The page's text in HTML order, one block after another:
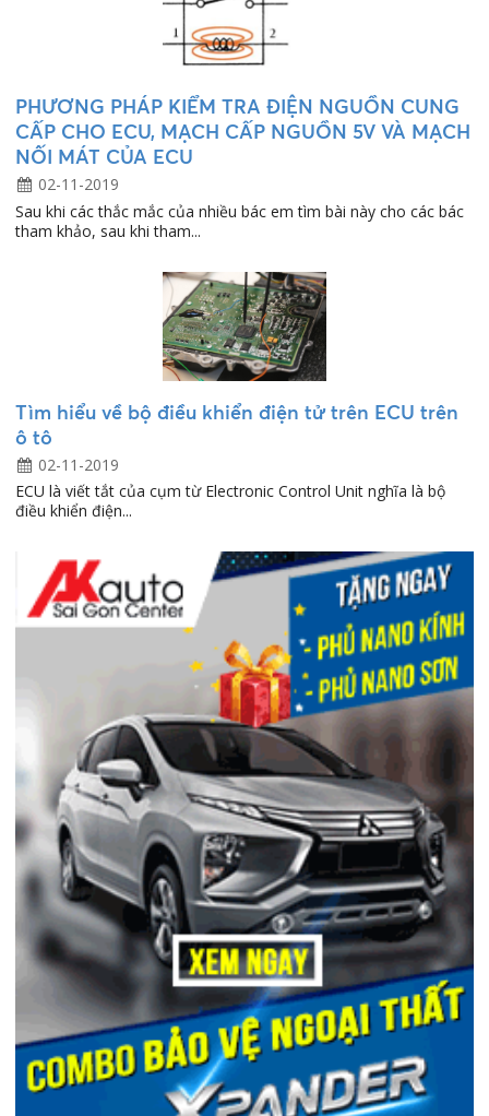
PHƯƠNG PHÁP KIỂM TRA ĐIỆN NGUỒN CUNG
CẤP CHO ECU, MẠCH CẤP NGUỒN 5V VÀ MẠCH
NỐI MÁT CỦA ECU
02-11-2019
Sau khi các thắc mắc của nhiều bác em tìm bài này cho các bác
tham khảo, sau khi tham...
Tìm hiểu về bộ điều khiển điện tử trên ECU trên
ô tô
02-11-2019
ECU là viết tắt của cụm từ Electronic Control Unit nghĩa là bộ
điều khiển điện...